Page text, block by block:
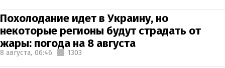
Похолодание идет в Украину, но
некоторые регионы будут страдать от
жары: погода на 8 августа
8 августа, 06:46 1303